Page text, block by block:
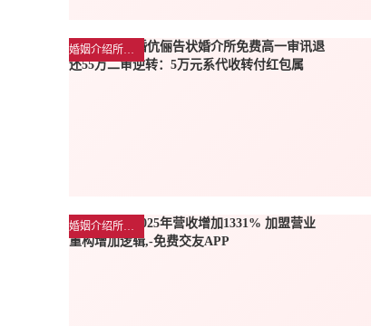
婚姻介绍所公司新闻
婚姻介绍所行业动态